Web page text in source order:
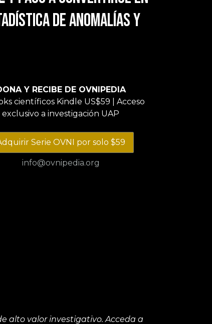
de anomalías y
Y RECIBE DE OVNIPEDIA
científicos Kindle US$59 | Acceso
exclusivo a investigación UAP
Serie OVNI por solo $59
info@ovnipedia.org
alto valor investigativo. Acceda a